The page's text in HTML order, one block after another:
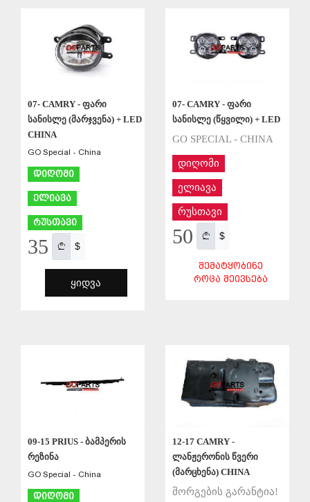
07- CAMRY - ფარი
სანისლე (მარჯვენა) + LED
CHINA
GO Special - China
დიღომი
ელიავა
რუსთავი
35 $
ᲧᲘᲓᲕᲐ
07- CAMRY - ფარი
სანისლე (წყვილი) + LED
GO SPECIAL - CHINA
დიღომი
ელიავა
რუსთავი
50 $
ᲨᲔᲛᲐᲢᲧᲝᲑᲘᲜᲔ
ᲠᲝᲪᲐ ᲨᲔᲘᲕᲡᲔᲑᲐ
09-15 PRIUS - ბამპერის
რეზინა
GO Special - China
დიღომი
12-17 CAMRY -
ლანჟერონის წვერი
(მარცხენა) CHINA
მორგების გარანტია!